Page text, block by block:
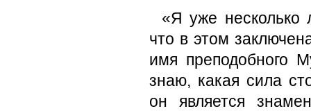
«Я уже несколько
что в этом
имя преподобного
знаю, какая сила
он является